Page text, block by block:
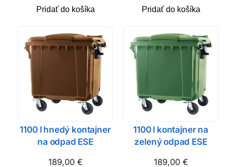
Pridať do košíka Pridať do košíka
1100 l hnedý kontajner
na odpad ESE
189,00 €
1100 l kontajner na
zelený odpad ESE
189,00 €